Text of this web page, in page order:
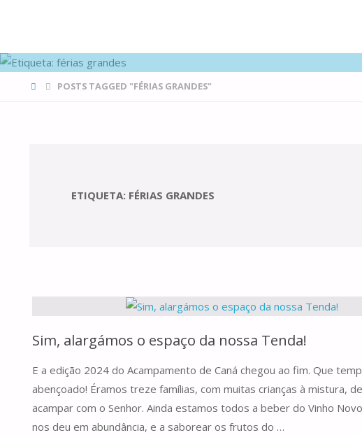
HOMEPOSTS TAGGED "FÉRIAS GRANDES"
ETIQUETA: FÉRIAS GRANDES
Sim, alargámos o espaço da nossa Tenda!
E a edição 2024 do Acampamento de Caná chegou ao fim. Que
abençoado! Éramos treze famílias, com muitas crianças à mistura,
acampar com o Senhor. Ainda estamos todos a beber do Vinho
nos deu em abundância, e a saborear os frutos do …